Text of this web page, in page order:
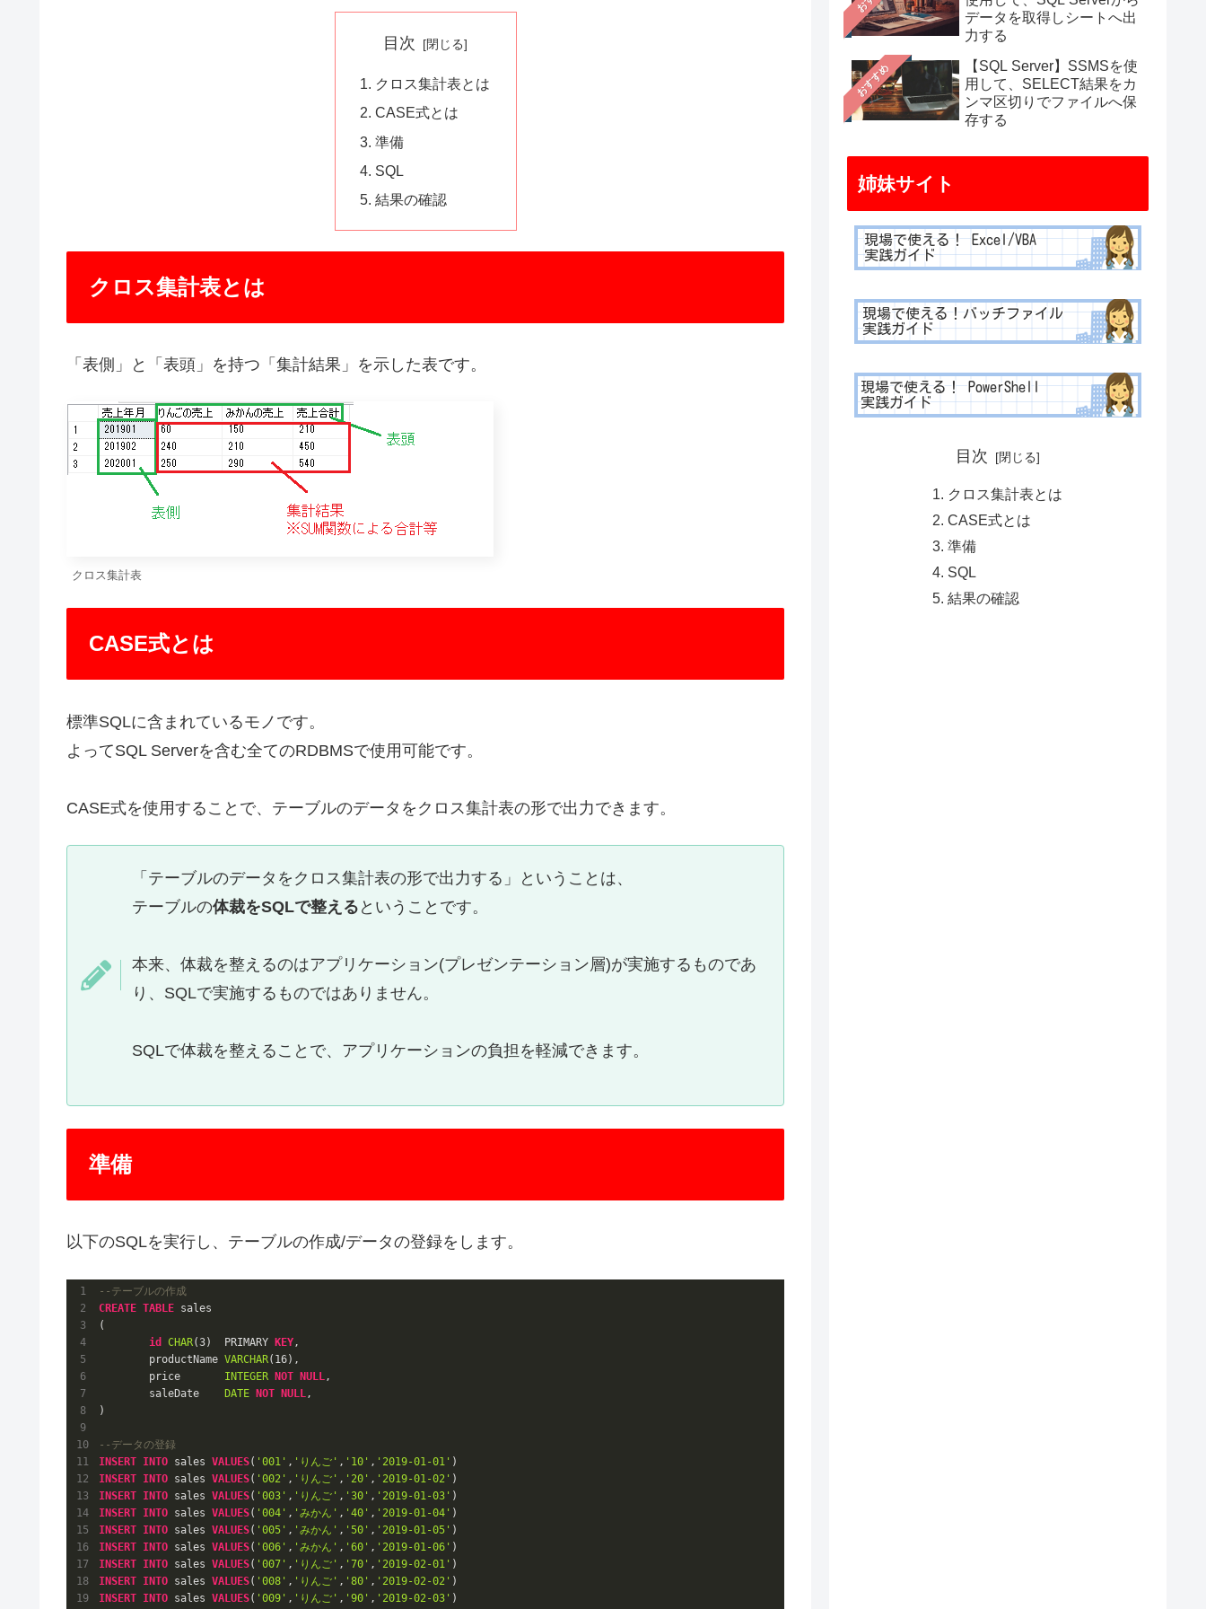
目次
クロス集計表とは
CASE式とは
準備
SQL
結果の確認
クロス集計表とは
「表側」と「表頭」を持つ「集計結果」を示した表です。
クロス集計表
CASE式とは
標準SQLに含まれているモノです。
よってSQL Serverを含む全てのRDBMSで使用可能です。
CASE式を使用することで、テーブルのデータをクロス集計表の形で出力できます。
「テーブルのデータをクロス集計表の形で出力する」ということは、
テーブルの体裁をSQLで整える ということです。
本来、体裁を整えるのはアプリケーション(プレゼンテーション層)が実施するものであ
り、SQLで実施するものではありません。
SQLで体裁を整えることで、アプリケーションの負担を軽減できます。
準備
以下のSQLを実行し、テーブルの作成/データの登録をします。
--テーブルの作成
CREATE TABLE sales
(
id
CHAR(3)  PRIMARY KEY,
	productName
VARCHAR( 16),
	price
INTEGER NOT NULL,
	saleDate
DATE NOT NULL,
)
--データの登録
INSERT INTO sales VALUES( '001' , 'りんご' , '10' , '2019-01-01'
INSERT INTO sales VALUES( '002' , 'りんご' , '20' , '2019-01-02'
INSERT INTO sales VALUES( '003' , 'りんご' , '30' , '2019-01-03'
INSERT INTO sales VALUES( '004' , 'みかん' , '40' , '2019-01-04'
INSERT INTO sales VALUES( '005' , 'みかん' , '50' , '2019-01-05'
INSERT INTO sales VALUES( '006' , 'みかん' , '60' , '2019-01-06'
INSERT INTO sales VALUES( '007' , 'りんご' , '70' , '2019-02-01'
INSERT INTO sales VALUES( '008' , 'りんご' , '80' , '2019-02-02'
INSERT INTO sales VALUES( '009' , 'りんご' , '90' , '2019-02-03'
データを取得しシートへ出
力する
おすすめ
【SQL Server】SSMSを使
用して、SELECT結果をカ
ンマ区切りでファイルへ保
存する
姉妹サイト
目次
クロス集計表とは
CASE式とは
準備
SQL
結果の確認